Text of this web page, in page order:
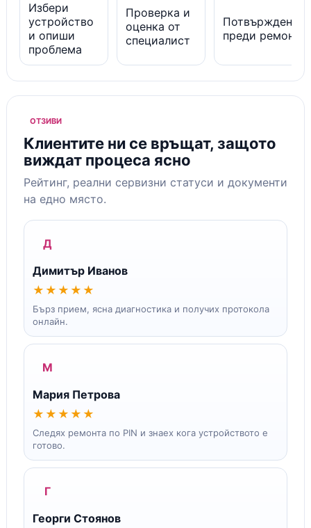
Избери
устройство
и опиши
проблема
Проверка и
оценка от
специалист
Потвърждение
преди ремонт
ОТЗИВИ
Клиентите ни се връщат, защото
виждат процеса ясно
Рейтинг, реални сервизни статуси и документи
на едно място.
Д
Димитър Иванов
★★★★★
Бърз прием, ясна диагностика и получих протокола
онлайн.
М
Мария Петрова
★★★★★
Следях ремонта по PIN и знаех кога устройството е
готово.
Г
Георги Стоянов